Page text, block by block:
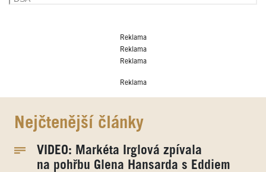
Reklama
Reklama
Reklama
Reklama
Nejčtenější články
VIDEO: Markéta Irglová zpívala
na pohřbu Glena Hansarda s Eddiem